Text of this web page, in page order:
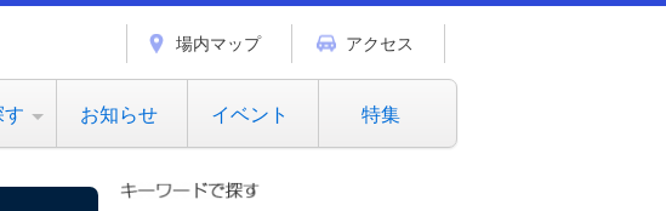
場内マップ アクセス
お知らせ イベント 特集